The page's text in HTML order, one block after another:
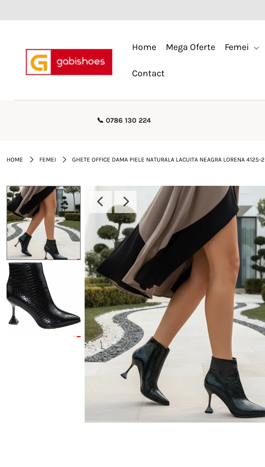
Home Mega Oferte Femei
Contact
📞 0786 130 224
HOME FEMEI GHETE OFFICE DAMA PIELE NATURALA LACUITA NEAGRA LORENA 4125-2
Mega Oferte
Reduceri
Curele
Lenjerii de Pat
Viziere
Catalog
Contact
Autentificare sau creeaza cont
client